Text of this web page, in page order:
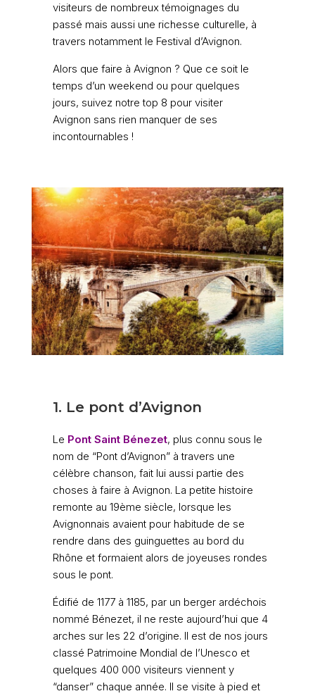
visiteurs de nombreux témoignages du
passé mais aussi une richesse culturelle, à
travers notamment le Festival d’Avignon.
Alors que faire à Avignon ? Que ce soit le
temps d’un weekend ou pour quelques
jours, suivez notre top 8 pour visiter
Avignon sans rien manquer de ses
incontournables !
1. Le pont d’Avignon
Le Pont Saint Bénezet, plus connu sous le
nom de “Pont d’Avignon” à travers une
célèbre chanson, fait lui aussi partie des
choses à faire à Avignon. La petite histoire
remonte au 19ème siècle, lorsque les
Avignonnais avaient pour habitude de se
rendre dans des guinguettes au bord du
Rhône et formaient alors de joyeuses rondes
sous le pont.
Édifié de 1177 à 1185, par un berger ardéchois
nommé Bénezet, il ne reste aujourd’hui que 4
arches sur les 22 d’origine. Il est de nos jours
classé Patrimoine Mondial de l’Unesco et
quelques 400 000 visiteurs viennent y
“danser” chaque année. Il se visite à pied et